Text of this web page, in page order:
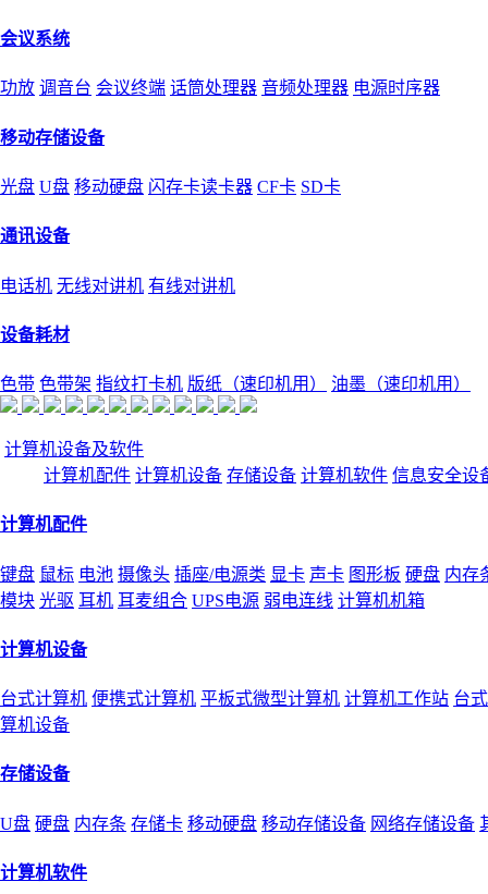
会议系统
功放 调音台 会议终端 话筒处理器 音频处理器 电源时序器
移动存储设备
光盘 U盘 移动硬盘 闪存卡读卡器 CF卡 SD卡
通讯设备
电话机 无线对讲机 有线对讲机
设备耗材
色带 色带架 指纹打卡机 版纸（速印机用） 油墨（速印机用）
计算机设备及软件
计算机配件 计算机设备 存储设备 计算机软件 信息安全设
计算机配件
键盘 鼠标 电池 摄像头 插座/电源类 显卡 声卡 图形板 硬盘 内存
模块 光驱 耳机 耳麦组合 UPS电源 弱电连线 计算机机箱
计算机设备
台式计算机 便携式计算机 平板式微型计算机 计算机工作站 台
算机设备
存储设备
U盘 硬盘 内存条 存储卡 移动硬盘 移动存储设备 网络存储设备
计算机软件